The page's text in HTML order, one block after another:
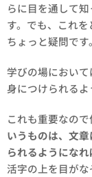
らに目を通して
す。でも、これを
ちょっと疑問です。
学びの場におい
身につけられるよ
これも重要なので
いうものは、文
られるようにな
活字の上を目がな